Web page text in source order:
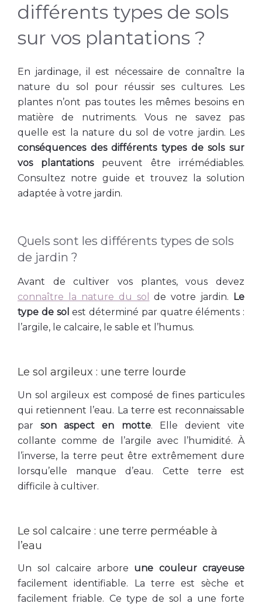
différents types de sols
sur vos plantations ?
En jardinage, il est nécessaire de connaître la
nature du sol pour réussir ses cultures. Les
plantes n’ont pas toutes les mêmes besoins en
matière de nutriments. Vous ne savez pas
quelle est la nature du sol de votre jardin. Les
conséquences des différents types de sols sur
vos plantations peuvent être irrémédiables.
Consultez notre guide et trouvez la solution
adaptée à votre jardin.
Quels sont les différents types de sols
de jardin ?
Avant de cultiver vos plantes, vous devez
connaître la nature du sol
de votre jardin.
Le
type de sol est déterminé par quatre éléments :
l’argile, le calcaire, le sable et l’humus.
Le sol argileux : une terre lourde
Un sol argileux est composé de fines particules
qui retiennent l’eau. La terre est reconnaissable
parson aspect en motte. Elle devient vite
collante comme de l’argile avec l’humidité. À
l’inverse, la terre peut être extrêmement dure
lorsqu’elle manque d’eau. Cette terre est
difficile à cultiver.
Le sol calcaire : une terre perméable à
l’eau
Un sol calcaire arbore une couleur crayeuse
facilement identifiable. La terre est sèche et
facilement friable. Ce type de sol a une forte